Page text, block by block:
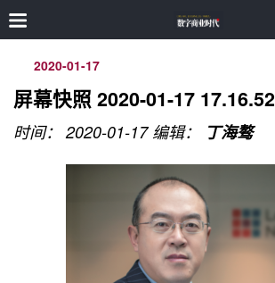
2020-01-17
屏幕快照 2020-01-17 17.16.52
时间： 2020-01-17 编辑： 丁海骜